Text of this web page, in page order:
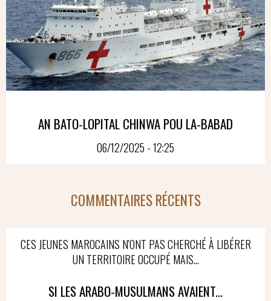
AN BATO-LOPITAL CHINWA POU LA-BABAD
06/12/2025 - 12:25
COMMENTAIRES RÉCENTS
CES JEUNES MAROCAINS N'ONT PAS CHERCHÉ À LIBÉRER
UN TERRITOIRE OCCUPÉ MAIS...
SI LES ARABO-MUSULMANS AVAIENT...